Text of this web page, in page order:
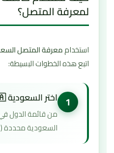
لمعرفة المتصل؟
استخداممعرفة المتصل
اتبع هذه الخطوات البسيطة:
1 اختر السعودية 🇸🇦
من قائمة الدول
السعودية محددة